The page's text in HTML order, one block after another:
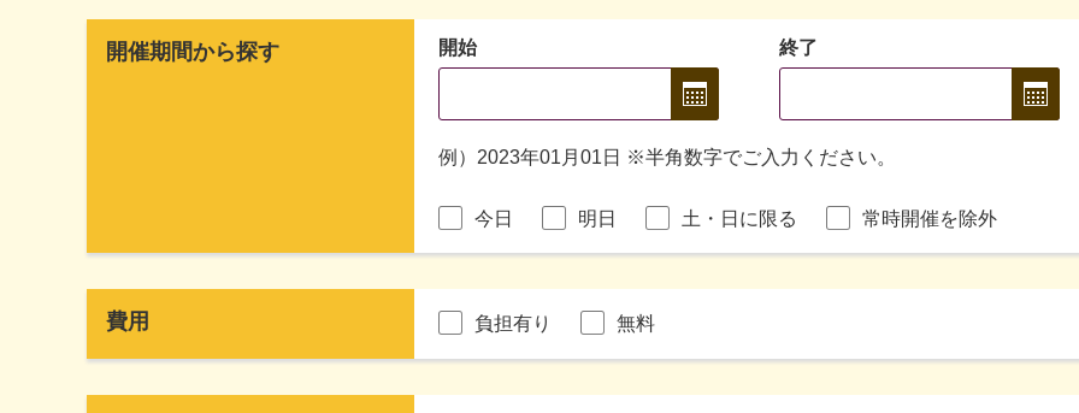
開催期間から探す 開始 終了
例）2023年01月01日 ※半角数字でご入力ください。
今日 明日 土・日に限る 常時開催を除外
費用 負担有り 無料